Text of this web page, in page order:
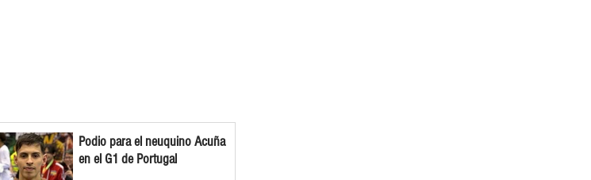
Podio para el neuquino Acuña
en el G1 de Portugal